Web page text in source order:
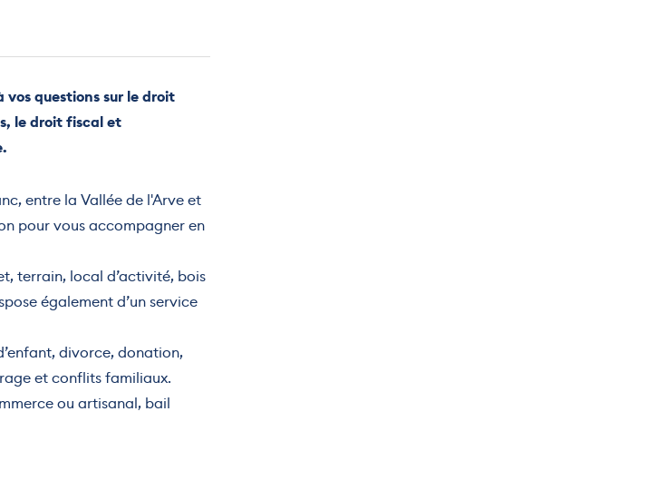
questions sur le droit
le droit fiscal et
entre la Vallée de l'Arve et
pour vous accompagner en
terrain, local d’activité, bois
également d’un service
divorce, donation,
et conflits familiaux.
ou artisanal, bail